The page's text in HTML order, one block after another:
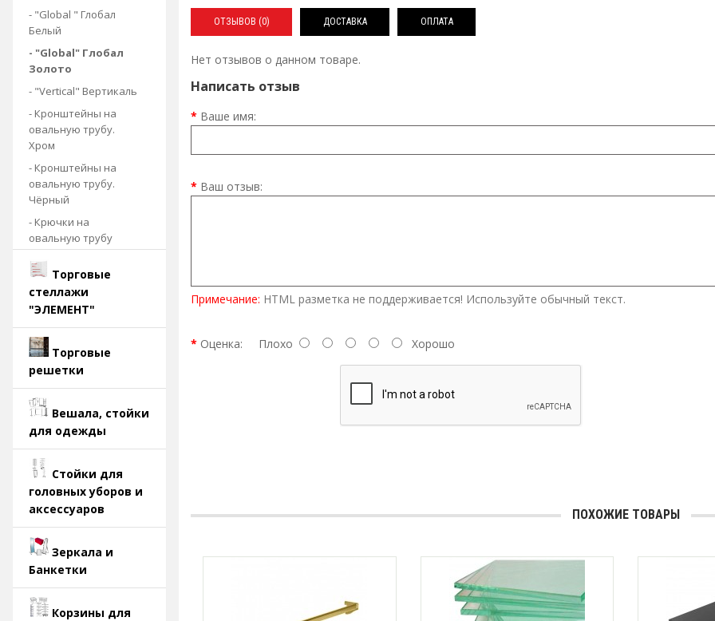
- "Global " Глобал
Белый
- "Global" Глобал
Золото
- "Vertical" Вертикаль
- Кронштейны на
овальную трубу.
Хром
- Кронштейны на
овальную трубу.
Чёрный
- Крючки на
овальную трубу
Торговые
стеллажи
"ЭЛЕМЕНТ"
Торговые
решетки
Вешала, стойки
для одежды
Стойки для
головных уборов и
аксессуаров
Зеркала и
Банкетки
Корзины для
ОТЗЫВОВ (0) ДОСТАВКА ОПЛАТА
Нет отзывов о данном товаре.
Написать отзыв
Ваше имя:
Ваш отзыв:
Примечание: HTML разметка не поддерживается! Используйте обычный текст.
Оценка: Плохо Хорошо
ПОХОЖИЕ ТОВАРЫ